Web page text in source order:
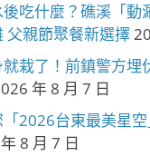
吃什麼？礁溪「動
父親節聚餐新選擇
就栽了！前鎮警方
年 8 月 7 日
2026台東最美星
8 月 7 日